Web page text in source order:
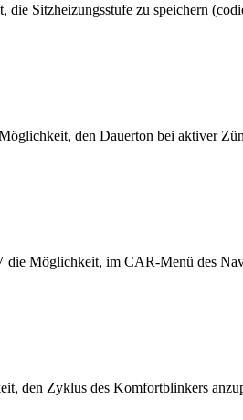
Sitzheizungsstufe zu speichern
den Dauerton bei aktiver
Möglichkeit, im CAR-Menü des
den Zyklus des Komfortblinkers